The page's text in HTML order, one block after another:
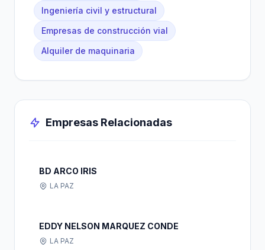
Ingeniería civil y estructural
Empresas de construcción vial
Alquiler de maquinaria
Empresas Relacionadas
BD ARCO IRIS
LA PAZ
EDDY NELSON MARQUEZ CONDE
LA PAZ